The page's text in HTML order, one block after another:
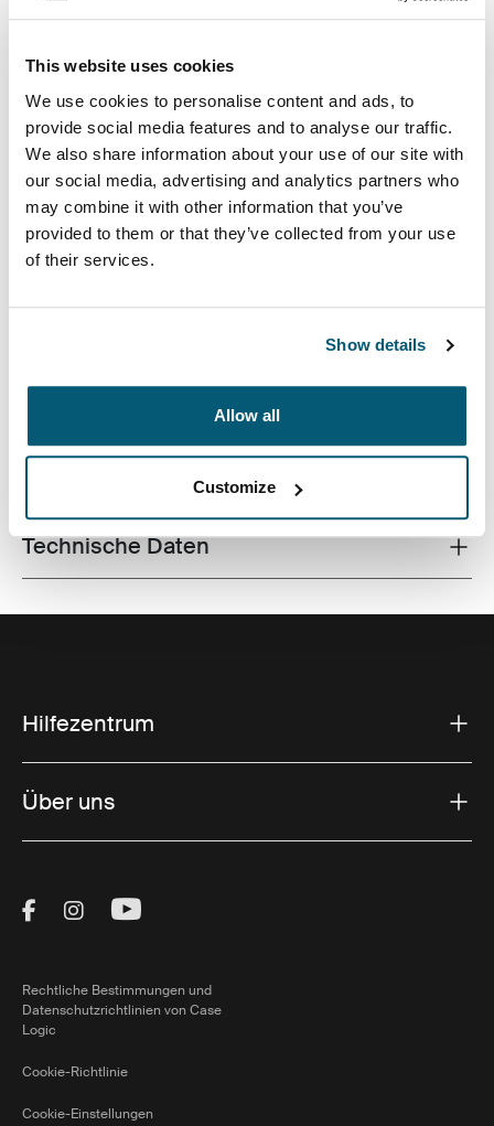
This website uses cookies
We use cookies to personalise content and ads, to
provide social media features and to analyse our traffic.
We also share information about your use of our site with
our social media, advertising and analytics partners who
may combine it with other information that you’ve
provided to them or that they’ve collected from your use
of their services.
Show details
Allow all
Customize
Farbe
Case Logic InTransit 14.1" Laptop Backpack Schwarz (selected)
Stauraum für Laptop und andere Arbeitsutensilien
Toggle features
Alle Eigenschaften
Toggle techspec
Technische Daten
Hilfezentrum
Über uns
Visit Thule on Facebook (external link)
Visit Thule on Instagram (external link)
Visit Thule on Youtube (external
Rechtliche Bestimmungen und
Datenschutzrichtlinien von Case
Logic
Cookie-Richtlinie
Cookie-Einstellungen